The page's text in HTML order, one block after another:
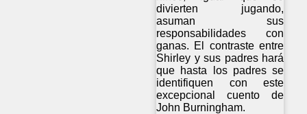
divierten jugando,
asuman sus
responsabilidades con
ganas. El contraste entre
Shirley y sus padres hará
que hasta los padres se
identifiquen con este
excepcional cuento de
John Burningham.